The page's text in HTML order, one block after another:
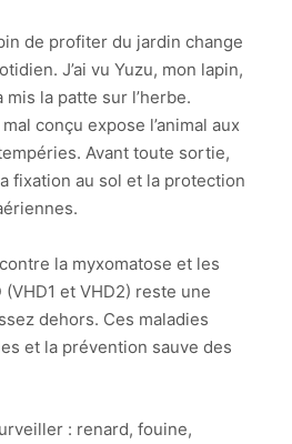
de profiter du jardin change
J’ai vu Yuzu, mon lapin,
mis la patte sur l’herbe.
conçu expose l’animal aux
Avant toute sortie,
fixation au sol et la protection
la myxomatose et les
et VHD2) reste une
dehors. Ces maladies
et la prévention sauve des
: renard, fouine,